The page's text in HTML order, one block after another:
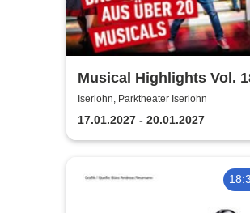
Musical Highlights Vol.
Das Beste aus Musical
Film
Iserlohn, Parktheater Iserlohn
17.01.2027 - 20.01.2027